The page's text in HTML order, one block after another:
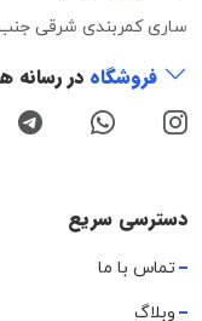
ساری کمربندی شرقی جنب
فروشگاه در رسانه
دسترسی سریع
تماس با ما
وبلاگ